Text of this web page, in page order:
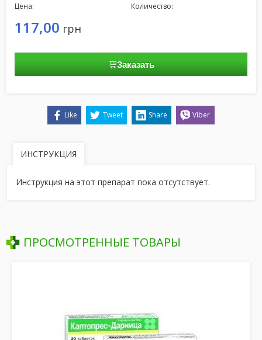
Цена:
117,00 грн
Количество:
Заказать
Like Tweet Share Viber
ИНСТРУКЦИЯ
Инструкция на этот препарат пока отсутствует.
ПРОСМОТРЕННЫЕ ТОВАРЫ